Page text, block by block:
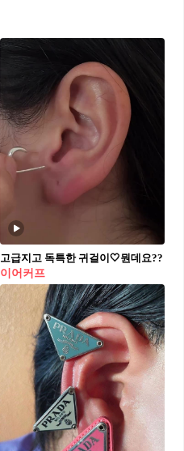
고급지고 독특한 귀걸이🤍뭔데요??
이어커프